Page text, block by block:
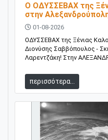
O ΟΔΥΣΣΕΒΑΧ της
στην
01-08-2026
ΟΔΥΣΣΕΒΑΧ της Ξένιας
Διονύσης Σαββόπουλος -
Λαρεντζάκη! Στην
περισσότερα...